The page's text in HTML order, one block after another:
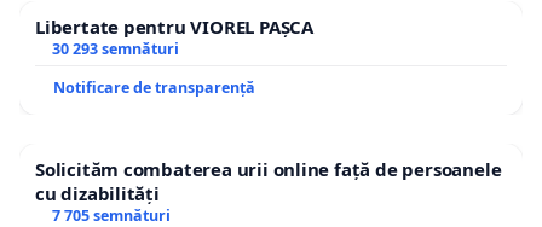
Libertate pentru VIOREL PAȘCA
30 293 semnături
Notificare de transparență
Solicităm combaterea urii online față de persoanele
cu dizabilități
7 705 semnături